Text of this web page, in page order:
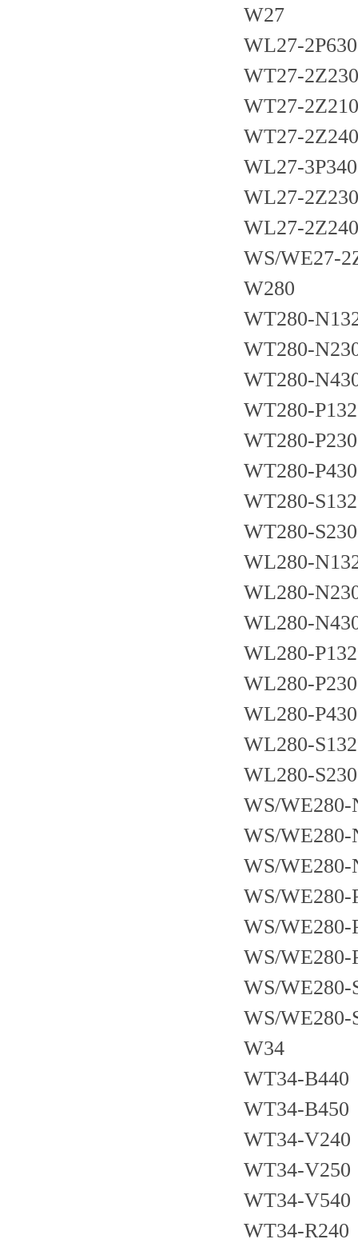
W27
WL27-
WT27-2Z230
WT27-2Z210
WT27-2Z240
WL27-
WL27-2Z230
WL27-2Z240
WS/WE27-
W280
WT280-
WT280-
WT280-
WT280-P132
WT280-P230
WT280-P430
WT280-S132
WT280-S230
WL280-
WL280-
WL280-
WL280-P132
WL280-P230
WL280-P430
WL280-S132
WL280-S230
WS/WE280-
WS/WE280-
WS/WE280-
WS/WE280-
WS/WE280-
WS/WE280-
WS/WE280-
WS/WE280-
W34
WT34-B440
WT34-B450
WT34-V240
WT34-V250
WT34-V540
WT34-R240